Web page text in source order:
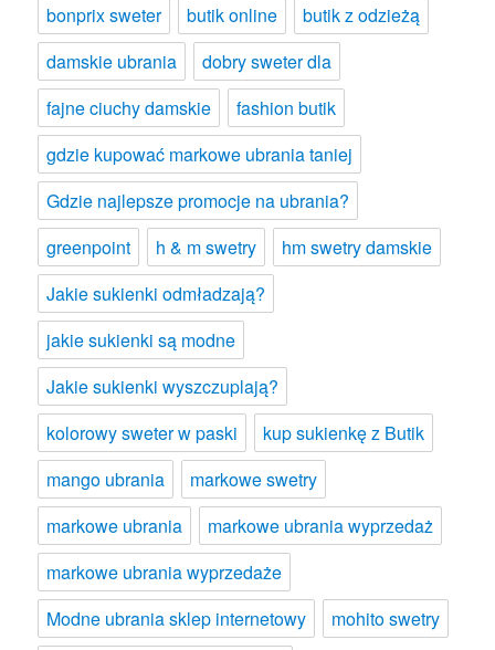
bonprix sweter
butik online
butik z odzieżą
damskie ubrania
dobry sweter dla
fajne ciuchy damskie
fashion butik
gdzie kupować markowe ubrania taniej
Gdzie najlepsze promocje na ubrania?
greenpoint
h & m swetry
hm swetry damskie
Jakie sukienki odmładzają?
jakie sukienki są modne
Jakie sukienki wyszczuplają?
kolorowy sweter w paski
kup sukienkę z Butik
mango ubrania
markowe swetry
markowe ubrania
markowe ubrania wyprzedaż
markowe ubrania wyprzedaże
Modne ubrania sklep internetowy
mohito swetry